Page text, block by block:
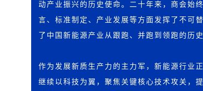
动产业振兴的历史使命。二十年来，商会始
言、标准制定、产业发展等方面发挥了不可
了中国新能源产业从跟跑、并跑到领跑的历史
作为发展新质生产力的主力军，新能源行业
继续以科技为翼，聚焦关键核心技术攻关，